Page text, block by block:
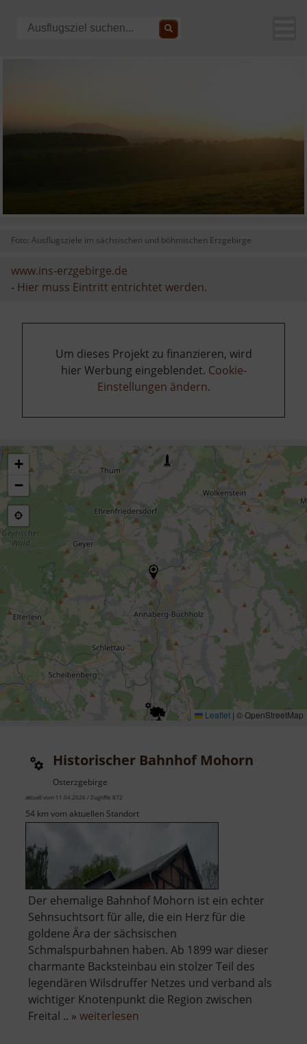
Foto: Ausflugsziele im sächsischen und böhmischen Erzgebirge
www.ins-erzgebirge.de
- Hier muss Eintritt entrichtet werden.
Um dieses Projekt zu finanzieren, wird
hier Werbung eingeblendet. Cookie-
Einstellungen ändern.
+
−
Leaflet | © OpenStreetMap
Historischer Bahnhof Mohorn
Osterzgebirge
aktuell vom 11.04.2026 / Zugriffe: 872
54 km vom aktuellen Standort
Der ehemalige Bahnhof Mohorn ist ein echter
Sehnsuchtsort für alle, die ein Herz für die
goldene Ära der sächsischen
Schmalspurbahnen haben. Ab 1899 war dieser
charmante Backsteinbau ein stolzer Teil des
legendären Wilsdruffer Netzes und verband als
wichtiger Knotenpunkt die Region zwischen
Freital .. » weiterlesen